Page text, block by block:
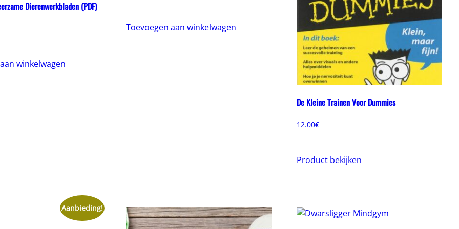
Dierenwerkbladen (PDF)
winkelwagen
Toevoegen aan winkelwagen
De Kleine Trainen Voor Dummies
12.00€
Product bekijken
Aanbieding!